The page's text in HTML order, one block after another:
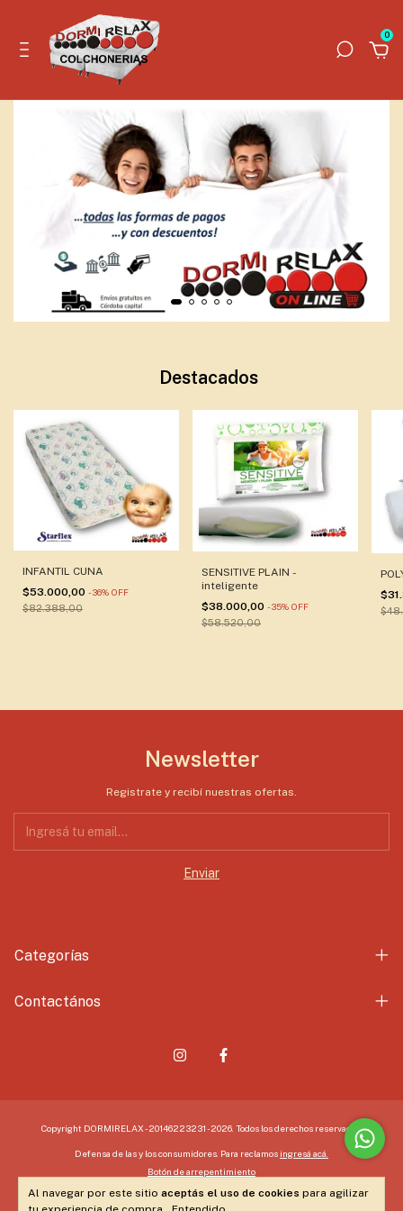
0
Al navegar por este sitio aceptás el uso de cookies para agilizar
Destacados
INFANTIL CUNA
$53.000,00 -36% OFF
$82.388,00
SENSITIVE PLAIN -
inteligente
$38.000,00-35%OFF
$58.520,00
Newsletter
Registrate y recibí nuestras ofertas.
Categorías
Contactános
Copyright DORMIRELAX - 20146223231 - 2026. Todos los derechos reservados.
Defensa de las y los consumidores. Para reclamos ingresá acá.
Botón de arrepentimiento